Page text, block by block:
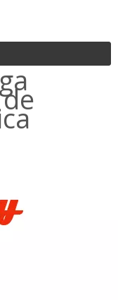
de